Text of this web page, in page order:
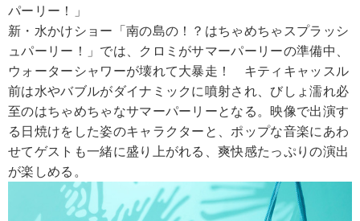
パーリー！」
新・水かけショー「南の島の！？はちゃめちゃスプラッシ
ュパーリー！」では、クロミがサマーパーリーの準備中、
ウォーターシャワーが壊れて大暴走！ キティキャッスル
前は水やバブルがダイナミックに噴射され、びしょ濡れ必
至のはちゃめちゃなサマーパーリーとなる。映像で出演す
る日焼けをした姿のキャラクターと、ポップな音楽にあわ
せてゲストも一緒に盛り上がれる、爽快感たっぷりの演出
が楽しめる。